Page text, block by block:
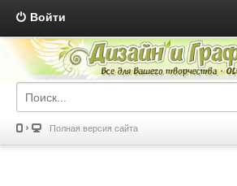
Войти
Полная версия сайта